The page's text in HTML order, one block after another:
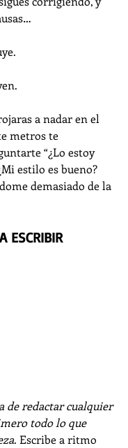
a nadar en el
metros te
“¿Lo estoy
estilo es bueno?
demasiado de la
ESCRIBIR
de redactar cualquier
todo lo que
. Escribe a ritmo